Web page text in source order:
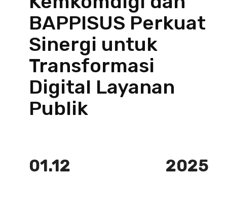
BAPPISUS Perkuat
Sinergi untuk
Transformasi
Digital Layanan
Publik
01.12 2025